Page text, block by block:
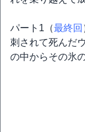
パート1（最終回
刺されて死んだ
の中からその氷